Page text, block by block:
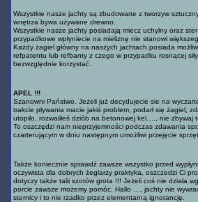
Wszystkie nasze jachty są zbudowane z tworzyw
wnętrza bywa używane drewno.
Wszystkie nasze jachty posiadają miecz uchylny oraz
przypadkowe wpłyniecie na mieliznę nie stanowi
Każdy żagiel główny na naszych jachtach posiada
refpatentu lub refbanty z czego w przypadku rosnącej
bezwzględnie korzystać.
APEL !!!
Szanowni Państwo. Jeżeli już decydujecie sie na
trakcie pływania macie jakiś problem, podarł się żagiel,
utopiło, rozwaliłeś dziób na betonowej kei…., nie zbywaj
To oszczędzi nam nieprzyjemności podczas zdawania
czarterującym w dniu następnym umożliwi przejęcie
Także koniecznie sprawdź zawsze wszystko przed
oczywista dla dobrych żeglarzy praktyka, oszczedzi Ci
dotyczy także talii szotów grota !!! Jeżeli coś nie działa
porcie zawsze możemy pomóc. Hallo …, jachty nie
sternicy i to nie rzadko przez elementarną ignorancję.